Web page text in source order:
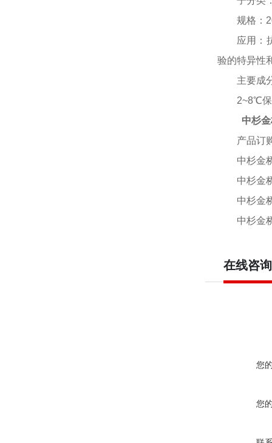
规格：
应用：
验的特异性
主要成
2~8℃保
中杉
产品订
中杉金
中杉金
中杉金
中杉金
在线咨询
您
您